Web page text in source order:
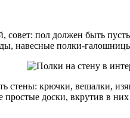
совет: пол должен быть
навесные полки-
стены: крючки, вешалки,
доски, вкрутив в